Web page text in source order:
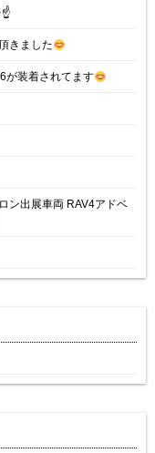
☝️
きました
が装着されてます
ン出展車両 RAV4アドベ